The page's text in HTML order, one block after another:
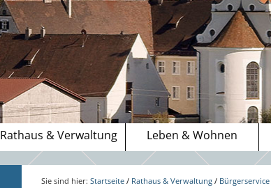
Rathaus & Verwaltung Leben & Wohnen
Sie sind hier:Startseite / Rathaus & Verwaltung / Bürgerservice